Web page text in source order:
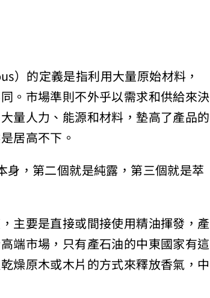
的定義是指利用大量原始材料，
。市場準則不外乎以需求和供給來決
量人力、能源和材料，墊高了產品的
居高不下。
，第二個就是純露，第三個就是萃
主要是直接或間接使用精油揮發，產
端市場，只有產石油的中東國家有這
燥原木或木片的方式來釋放香氣，中